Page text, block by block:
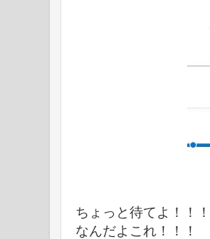
ちょっと待てよ！！！
なんだよこれ！！！